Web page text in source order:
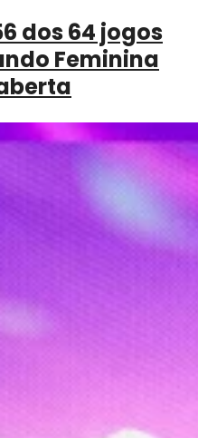
dos 64 jogos
Feminina